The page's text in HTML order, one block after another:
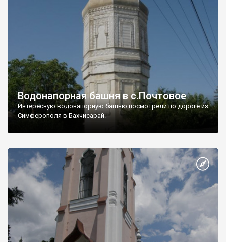
Водонапорная башня в с.Почтовое
Интересную водонапорную башню посмотрели по дороге из
Симферополя в Бахчисарай.